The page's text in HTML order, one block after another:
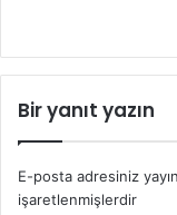
Bir yanıt yazın
E-posta adresiniz
işaretlenmişlerdir